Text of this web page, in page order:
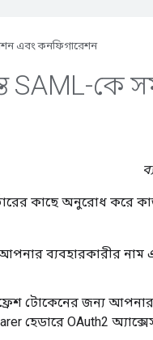
এবং কনফিগারেশন
SAML-কে
কাছে অনুরোধ করে
ব্যবহারকারীর নাম
টোকেনের জন্য
হেডারে OAuth2